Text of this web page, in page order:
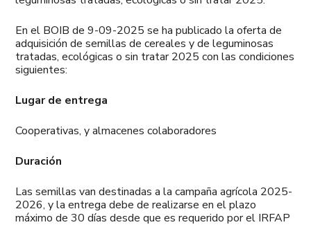
En el BOIB de 9-09-2025 se ha publicado la oferta de
adquisición de semillas de cereales y de leguminosas
tratadas, ecológicas o sin tratar 2025 con las condiciones
siguientes:
Lugar de entrega
Cooperativas, y almacenes colaboradores
Duración
Las semillas van destinadas a la campaña agrícola 2025-
2026, y la entrega debe de realizarse en el plazo
máximo de 30 días desde que es requerido por el IRFAP